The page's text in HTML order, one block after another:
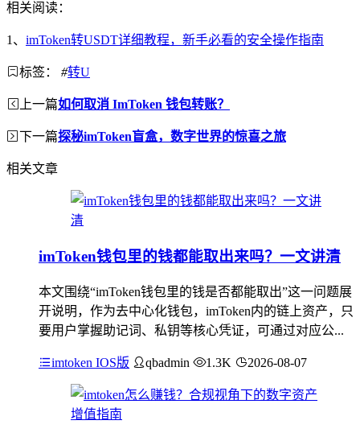
相关阅读：
1、 imToken转USDT详细教程，新手必看的安全操作指南
标签： #转U
上一篇如何取消 ImToken 钱包转账？
下一篇探秘imToken盲盒，数字世界的惊喜之旅
相关文章
imToken钱包里的钱都能取出来吗？一文讲清
本文围绕“imToken钱包里的钱是否都能取出”这一问题展
开说明，作为去中心化钱包，imToken内的链上资产，只
要用户掌握助记词、私钥等核心凭证，可通过对应公...
imtoken IOS版 qbadmin 1.3K 2026-08-07